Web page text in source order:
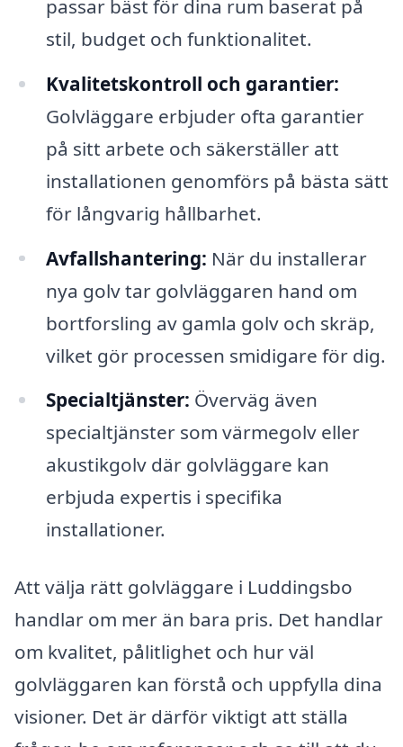
passar bäst för dina rum baserat på
stil, budget och funktionalitet.
Kvalitetskontroll och garantier:
Golvläggare erbjuder ofta garantier
på sitt arbete och säkerställer att
installationen genomförs på bästa sätt
för långvarig hållbarhet.
Avfallshantering: När du installerar
nya golv tar golvläggaren hand om
bortforsling av gamla golv och skräp,
vilket gör processen smidigare för dig.
Specialtjänster: Överväg även
specialtjänster som värmegolv eller
akustikgolv där golvläggare kan
erbjuda expertis i specifika
installationer.
Att välja rätt golvläggare i Luddingsbo
handlar om mer än bara pris. Det handlar
om kvalitet, pålitlighet och hur väl
golvläggaren kan förstå och uppfylla dina
visioner. Det är därför viktigt att ställa